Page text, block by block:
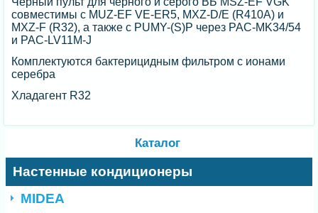
совместимы с MUZ-EF VE-ER5, MXZ-D/E (R410A) и
MXZ-F (R32), а также с PUMY-(S)P через PAC-MK34/54
и PAC-LV11M-J
Комплектуются бактерицидным фильтром с ионами
серебра
Хладагент R32
Каталог
Настенные кондиционеры
MIDEA